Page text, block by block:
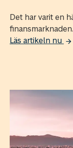
Det har varit en
Läs artikeln nu